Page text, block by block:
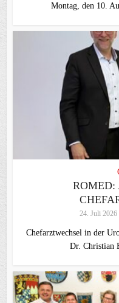
Montag, den 10.
ROMED:
24. Juli 2026
Chefarztwechsel in der
Dr. Christian